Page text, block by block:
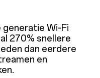
generatie Wi-Fi
270% snellere
dan eerdere
en